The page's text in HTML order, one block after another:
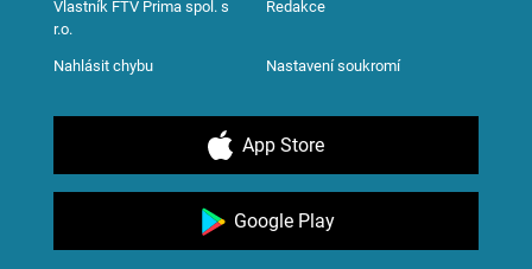
Vlastník FTV Prima spol. s
r.o.
Redakce
Nahlásit chybu Nastavení soukromí
App Store
Google Play